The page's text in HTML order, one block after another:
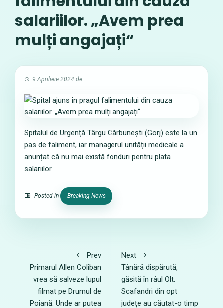
salariilor. „Avem prea
mulți angajați“
9 Aprilieie 2024 de
Spitalul de Urgență Târgu Cărbunești (Gorj) este la un
pas de faliment, iar managerul unității medicale a
anunțat că nu mai există fonduri pentru plata
salariilor.
Posted in Breaking News
Prev
Primarul Allen Coliban
vrea să salveze lupul
filmat pe Drumul de
Poiană. Unde ar putea
Next
Tânără dispărută,
găsită în râul Olt.
Scafandri din opt
județe au căutat-o timp